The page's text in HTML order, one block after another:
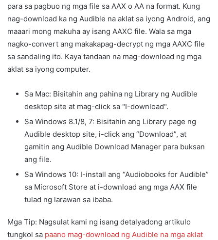
para sa pagbuo ng mga file sa AAX o AA na format. Kung
nag-download ka ng Audible na aklat sa iyong Android, ang
maaari mong makuha ay isang AAXC file. Wala sa mga
nagko-convert ang makakapag-decrypt ng mga AAXC file
sa sandaling ito. Kaya tandaan na mag-download ng mga
aklat sa iyong computer.
Sa Mac: Bisitahin ang pahina ng Library ng Audible
desktop site at mag-click sa "I-download".
Sa Windows 8.1/8, 7: Bisitahin ang Library page ng
Audible desktop site, i-click ang “Download”, at
gamitin ang Audible Download Manager para buksan
ang file.
Sa Windows 10: I-install ang “Audiobooks for Audible”
sa Microsoft Store at i-download ang mga AAX file
tulad ng larawan sa ibaba.
Mga Tip: Nagsulat kami ng isang detalyadong artikulo
tungkol sa paano mag-download ng Audible na mga aklat